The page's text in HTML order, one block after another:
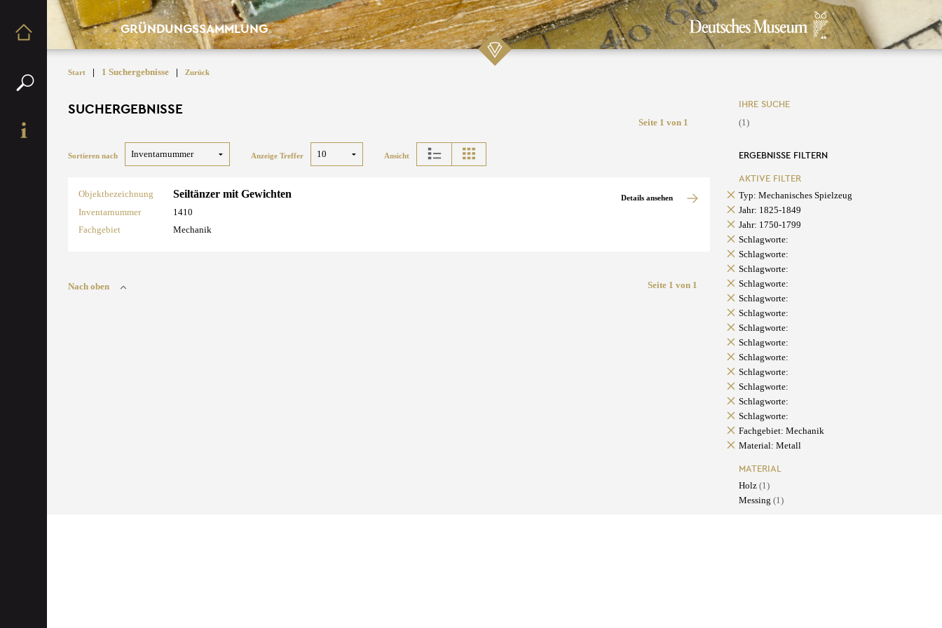
GRÜNDUNGSSAMMLUNG
Start | 1 Suchergebnisse | Zurück
SUCHERGEBNISSE
Seite 1 von 1
Sortieren nach Anzeige Treffer Ansicht
Objektbezeichnung Seiltänzer mit Gewichten
Inventarnummer
1410
Fachgebiet
Mechanik
Details ansehen
Nach oben Seite 1 von 1
IHRE SUCHE
(1)
ERGEBNISSE FILTERN
AKTIVE FILTER
Typ: Mechanisches Spielzeug
Jahr: 1825-1849
Jahr: 1750-1799
Schlagworte:
Schlagworte:
Schlagworte:
Schlagworte:
Schlagworte:
Schlagworte:
Schlagworte:
Schlagworte:
Schlagworte:
Schlagworte:
Schlagworte:
Schlagworte:
Schlagworte:
Fachgebiet: Mechanik
Material: Metall
MATERIAL
Holz (1)
Messing (1)